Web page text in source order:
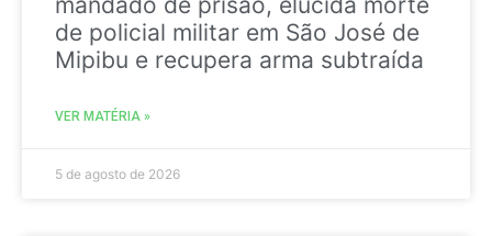
de policial militar em São José de
Mipibu e recupera arma subtraída
VER MATÉRIA »
5 de agosto de 2026